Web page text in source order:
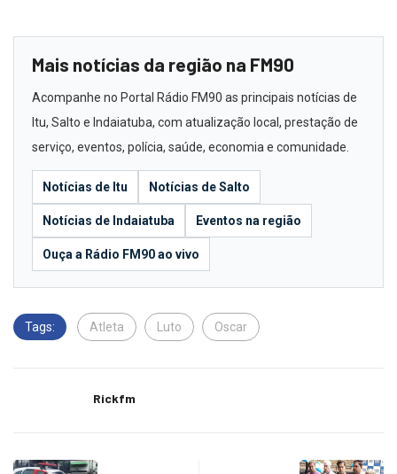
Mais notícias da região na FM90
Acompanhe no Portal Rádio FM90 as principais notícias de
Itu, Salto e Indaiatuba, com atualização local, prestação de
serviço, eventos, polícia, saúde, economia e comunidade.
Notícias de Itu Notícias de Salto
Notícias de Indaiatuba Eventos na região
Ouça a Rádio FM90 ao vivo
Tags: Atleta Luto Oscar
Rickfm